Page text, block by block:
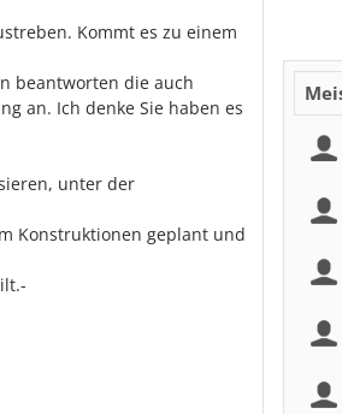
Kommt es zu einem
beantworten die auch
an. Ich denke Sie haben es
unter der
Konstruktionen geplant und